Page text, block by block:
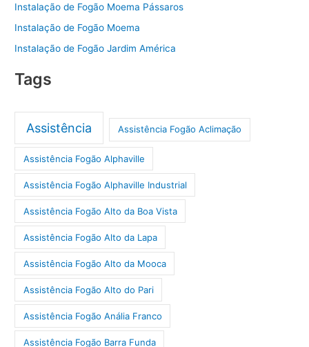
Instalação de Fogão Moema Pássaros
Instalação de Fogão Moema
Instalação de Fogão Jardim América
Tags
Assistência Assistência Fogão Aclimação
Assistência Fogão Alphaville
Assistência Fogão Alphaville Industrial
Assistência Fogão Alto da Boa Vista
Assistência Fogão Alto da Lapa
Assistência Fogão Alto da Mooca
Assistência Fogão Alto do Pari
Assistência Fogão Anália Franco
Assistência Fogão Barra Funda